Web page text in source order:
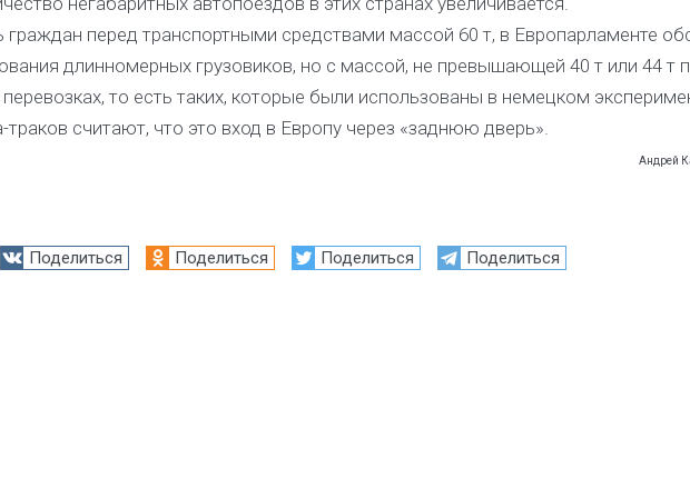
граждан перед транспортными средствами массой 60 т, в Европарламенте
длинномерных грузовиков, но с массой, не превышающей 40 т или 44 т
то есть таких, которые были использованы в немецком
траков считают, что это вход в Европу через «заднюю дверь».
Андрей
Поделиться Поделиться Поделиться Поделиться